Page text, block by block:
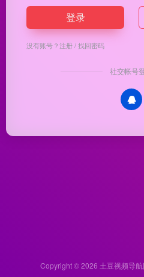
登录
没有账号？注册/找回密码
社交帐号
Copyright © 2026 土豆视频导航